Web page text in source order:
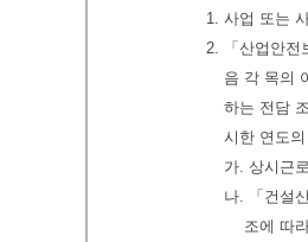
1. 사업 또는
2. 「산업안전
음 각 목의
하는 전담
시한 연도
가. 상시근
나. 「건설
조에 따